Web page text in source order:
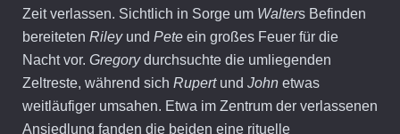
Zeit verlassen. Sichtlich in Sorge um Walters Befinden
bereiteten Rileyund Peteein großes Feuer für die
Nacht vor. Gregorydurchsuchte die umliegenden
Zeltreste, während sich Rupertund Johnetwas
weitläufiger umsahen. Etwa im Zentrum der verlassenen
Ansiedlung fanden die beiden eine rituelle